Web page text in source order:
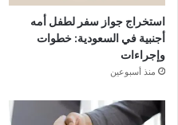
استخراج جواز سفر لطفل أمه
أجنبية في السعودية: خطوات
وإجراءات
منذ أسبوعين